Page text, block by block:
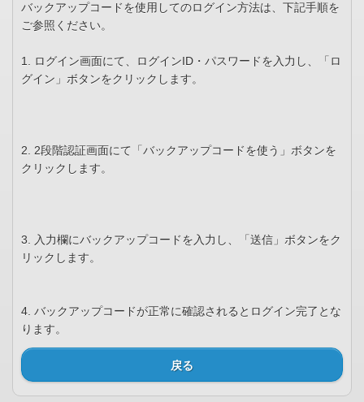
バックアップコードを使用してのログイン方法は、下記手順を
ご参照ください。
1. ログイン画面にて、ログインID・パスワードを入力し、「ロ
グイン」ボタンをクリックします。
2. 2段階認証画面にて「バックアップコードを使う」ボタンを
クリックします。
3. 入力欄にバックアップコードを入力し、「送信」ボタンをク
リックします。
4. バックアップコードが正常に確認されるとログイン完了とな
ります。
戻る